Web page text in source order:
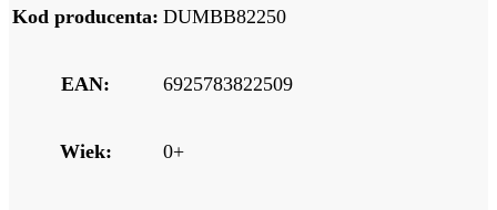
Kod producenta: DUMBB82250
EAN: 6925783822509
Wiek: 0+